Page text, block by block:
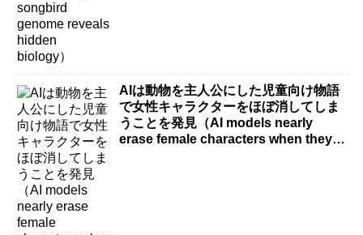
AIは動物を主人公にした児童向け物語
で女性キャラクターをほぼ消してしま
うことを発見（AI models nearly
erase female characters when they